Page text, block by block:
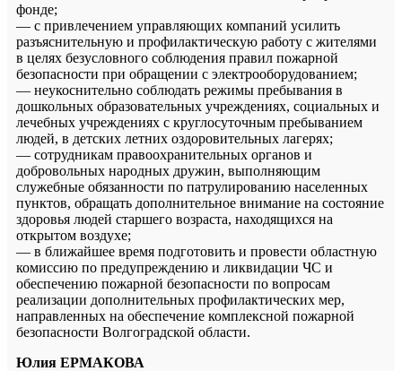
фонде;
— с привлечением управляющих компаний усилить
разъяснительную и профилактическую работу с жителями
в целях безусловного соблюдения правил пожарной
безопасности при обращении с электрооборудованием;
— неукоснительно соблюдать режимы пребывания в
дошкольных образовательных учреждениях, социальных и
лечебных учреждениях с круглосуточным пребыванием
людей, в детских летних оздоровительных лагерях;
— сотрудникам правоохранительных органов и
добровольных народных дружин, выполняющим
служебные обязанности по патрулированию населенных
пунктов, обращать дополнительное внимание на состояние
здоровья людей старшего возраста, находящихся на
открытом воздухе;
— в ближайшее время подготовить и провести областную
комиссию по предупреждению и ликвидации ЧС и
обеспечению пожарной безопасности по вопросам
реализации дополнительных профилактических мер,
направленных на обеспечение комплексной пожарной
безопасности Волгоградской области.
Юлия ЕРМАКОВА